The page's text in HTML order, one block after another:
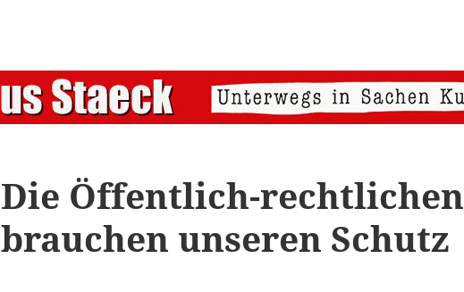
Die Öffentlich-rechtlichen
brauchen unseren Schutz